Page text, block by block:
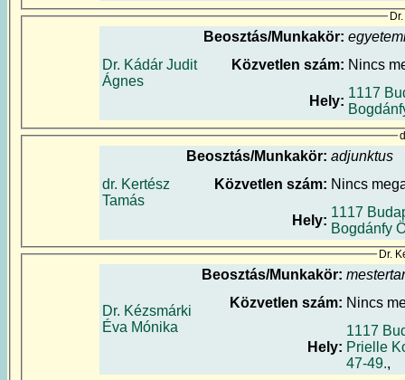
Dr. Kádár Judit
Ágnes
Beosztás/Munkakör:
Közvetlen szám: Nincs
Hely:
1117
dr. Kertész
Tamás
Beosztás/Munkakör: adjunktus
Közvetlen szám: Nincs
Hely:
1117
Bogdánfy
Dr.
Dr. Kézsmárki
Éva Mónika
Beosztás/Munkakör:
Közvetlen szám: Nincs
Hely:
1117
Prielle
47-49.,